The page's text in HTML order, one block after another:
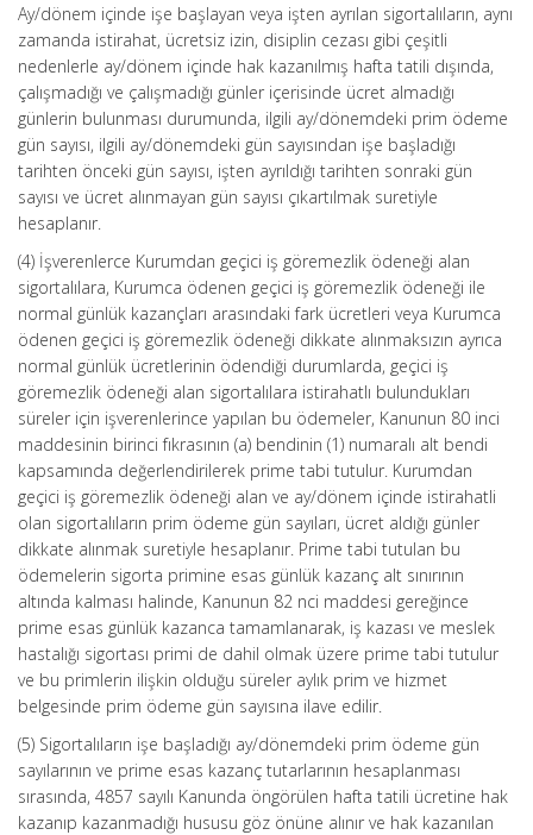
Ay/dönem içinde işe başlayan veya işten ayrılan sigortalıların, aynı
zamanda istirahat, ücretsiz izin, disiplin cezası gibi çeşitli
nedenlerle ay/dönem içinde hak kazanılmış hafta tatili dışında,
çalışmadığı ve çalışmadığı günler içerisinde ücret almadığı
günlerin bulunması durumunda, ilgili ay/dönemdeki prim ödeme
gün sayısı, ilgili ay/dönemdeki gün sayısından işe başladığı
tarihten önceki gün sayısı, işten ayrıldığı tarihten sonraki gün
sayısı ve ücret alınmayan gün sayısı çıkartılmak suretiyle
hesaplanır.
(4) İşverenlerce Kurumdan geçici iş göremezlik ödeneği alan
sigortalılara, Kurumca ödenen geçici iş göremezlik ödeneği ile
normal günlük kazançları arasındaki fark ücretleri veya Kurumca
ödenen geçici iş göremezlik ödeneği dikkate alınmaksızın ayrıca
normal günlük ücretlerinin ödendiği durumlarda, geçici iş
göremezlik ödeneği alan sigortalılara istirahatlı bulundukları
süreler için işverenlerince yapılan bu ödemeler, Kanunun 80 inci
maddesinin birinci fıkrasının (a) bendinin (1) numaralı alt bendi
kapsamında değerlendirilerek prime tabi tutulur. Kurumdan
geçici iş göremezlik ödeneği alan ve ay/dönem içinde istirahatli
olan sigortalıların prim ödeme gün sayıları, ücret aldığı günler
dikkate alınmak suretiyle hesaplanır. Prime tabi tutulan bu
ödemelerin sigorta primine esas günlük kazanç alt sınırının
altında kalması halinde, Kanunun 82 nci maddesi gereğince
prime esas günlük kazanca tamamlanarak, iş kazası ve meslek
hastalığı sigortası primi de dahil olmak üzere prime tabi tutulur
ve bu primlerin ilişkin olduğu süreler aylık prim ve hizmet
belgesinde prim ödeme gün sayısına ilave edilir.
(5) Sigortalıların işe başladığı ay/dönemdeki prim ödeme gün
sayılarının ve prime esas kazanç tutarlarının hesaplanması
sırasında, 4857 sayılı Kanunda öngörülen hafta tatili ücretine hak
kazanıp kazanmadığı hususu göz önüne alınır ve hak kazanılan